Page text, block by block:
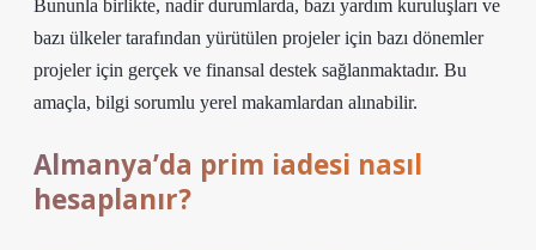
Bununla birlikte, nadir durumlarda, bazı yardım kuruluşları ve
bazı ülkeler tarafından yürütülen projeler için bazı dönemler
projeler için gerçek ve finansal destek sağlanmaktadır. Bu
amaçla, bilgi sorumlu yerel makamlardan alınabilir.
Almanya’da prim iadesi nasıl
hesaplanır?